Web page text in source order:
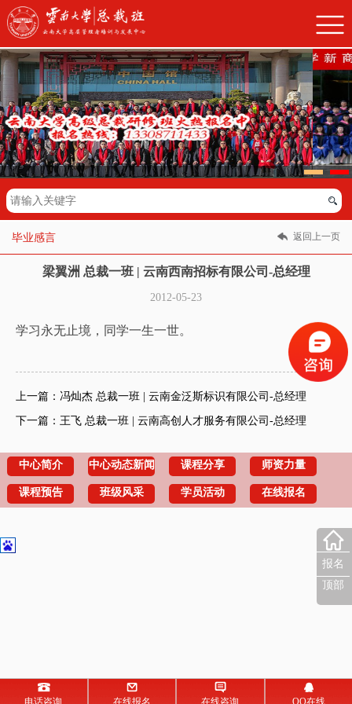
报名
顶部
毕业感言 返回上一页
梁翼洲 总裁一班 | 云南西南招标有限公司-总经理
2012-05-23
学习永无止境，同学一生一世。
上一篇：冯灿杰 总裁一班 | 云南金泛斯标识有限公司-总经理
下一篇：王飞 总裁一班 | 云南高创人才服务有限公司-总经理
中心简介 中心动态新闻 课程分享 师资力量
课程预告 班级风采 学员活动 在线报名
电话咨询 在线报名 在线咨询 QQ在线